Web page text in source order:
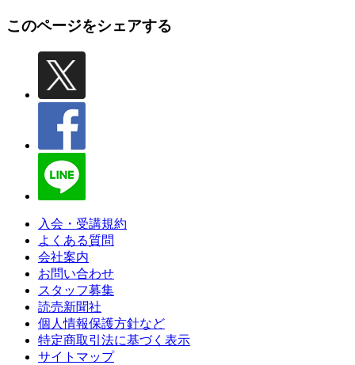
このページをシェアする
入会・受講規約
よくある質問
会社案内
お問い合わせ
スタッフ募集
読売新聞社
個人情報保護方針など
特定商取引法に基づく表示
サイトマップ